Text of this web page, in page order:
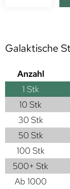
Galaktische
Anzahl
1 Stk
10 Stk
30 Stk
50 Stk
100 Stk
500+ Stk
Ab 1000